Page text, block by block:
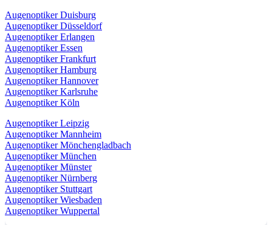
Augenoptiker Duisburg
Augenoptiker Düsseldorf
Augenoptiker Erlangen
Augenoptiker Essen
Augenoptiker Frankfurt
Augenoptiker Hamburg
Augenoptiker Hannover
Augenoptiker Karlsruhe
Augenoptiker Köln
Augenoptiker Leipzig
Augenoptiker Mannheim
Augenoptiker Mönchengladbach
Augenoptiker München
Augenoptiker Münster
Augenoptiker Nürnberg
Augenoptiker Stuttgart
Augenoptiker Wiesbaden
Augenoptiker Wuppertal